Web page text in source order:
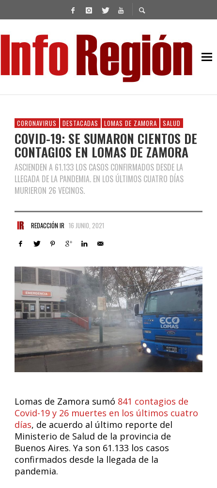
CORONAVIRUS DESTACADAS LOMAS DE ZAMORA SALUD
COVID-19: SE SUMARON CIENTOS DE
CONTAGIOS EN LOMAS DE ZAMORA
ASCIENDEN A 61.133 LOS CASOS CONFIRMADOS DESDE LA
LLEGADA DE LA PANDEMIA. EN LOS ÚLTIMOS CUATRO DÍAS
MURIERON 26 VECINOS.
REDACCIÓN IR 16 JUNIO, 2021
Lomas de Zamora sumó 841 contagios de
Covid-19 y 26 muertes en los últimos cuatro
días, de acuerdo al último reporte del
Ministerio de Salud de la provincia de
Buenos Aires. Ya son 61.133 los casos
confirmados desde la llegada de la
pandemia.